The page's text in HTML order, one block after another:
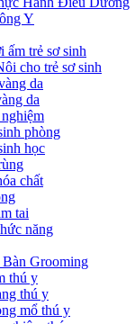
Y
ấm trẻ sơ sinh
cho trẻ sơ sinh
da
da
phòng
học
chất
tai
năng
Grooming
thú y
thú y
mổ thú y